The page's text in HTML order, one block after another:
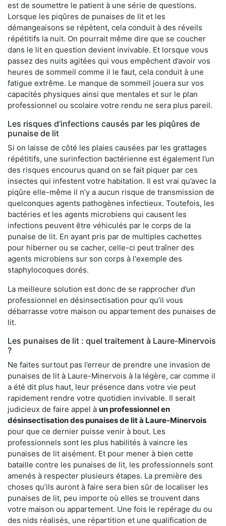
est de soumettre le patient à une série de questions.
Lorsque les piqûres de punaises de lit et les
démangeaisons se répètent, cela conduit à des réveils
répétitifs la nuit. On pourrait même dire que se coucher
dans le lit en question devient invivable. Et lorsque vous
passez des nuits agitées qui vous empêchent d’avoir vos
heures de sommeil comme il le faut, cela conduit à une
fatigue extrême. Le manque de sommeil jouera sur vos
capacités physiques ainsi que mentales et sur le plan
professionnel ou scolaire votre rendu ne sera plus pareil.
Les risques d’infections causés par les piqûres de
punaise de lit
Si on laisse de côté les plaies causées par les grattages
répétitifs, une surinfection bactérienne est également l’un
des risques encourus quand on se fait piquer par ces
insectes qui infestent votre habitation. Il est vrai qu’avec la
piqûre elle-même il n’y a aucun risque de transmission de
quelconques agents pathogènes infectieux. Toutefois, les
bactéries et les agents microbiens qui causent les
infections peuvent être véhiculés par le corps de la
punaise de lit. En ayant pris par de multiples cachettes
pour hiberner ou se cacher, celle-ci peut traîner des
agents microbiens sur son corps à l'exemple des
staphylocoques dorés.
La meilleure solution est donc de se rapprocher d’un
professionnel en désinsectisation pour qu’il vous
débarrasse votre maison ou appartement des punaises de
lit.
Les punaises de lit : quel traitement à Laure-Minervois
?
Ne faites surtout pas l’erreur de prendre une invasion de
punaises de lit à Laure-Minervois à la légère, car comme il
a été dit plus haut, leur présence dans votre vie peut
rapidement rendre votre quotidien invivable. Il serait
judicieux de faire appel à un professionnel en
désinsectisation des punaises de lit à Laure-Minervois
pour que ce dernier puisse venir à bout. Les
professionnels sont les plus habilités à vaincre les
punaises de lit aisément. Et pour mener à bien cette
bataille contre les punaises de lit, les professionnels sont
amenés à respecter plusieurs étapes. La première des
choses qu’ils auront à faire sera bien sûr de localiser les
punaises de lit, peu importe où elles se trouvent dans
votre maison ou appartement. Une fois le repérage du ou
des nids réalisés, une répartition et une qualification de